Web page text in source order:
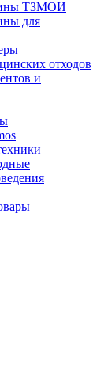
ТЗМОИ
для
отходов
и